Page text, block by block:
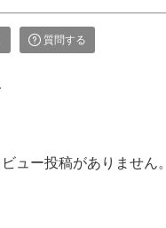
質問する
ビュー投稿がありません。